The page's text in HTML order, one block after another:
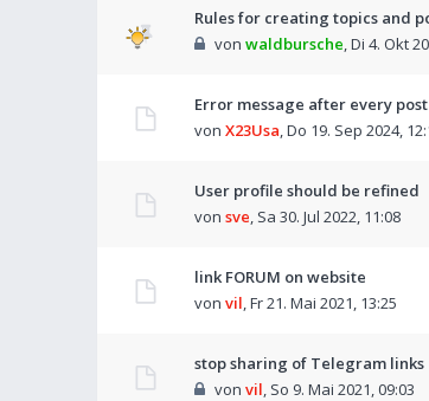
Rules for creating topics and
von waldbursche,Di 4. Okt
Error message after every post
von X23Usa,Do 19. Sep 2024,
User profile should be refined
von sve, Sa 30. Jul 2022, 11:08
link FORUM on website
von vil,Fr 21. Mai 2021, 13:25
stop sharing of Telegram links
von vil, So 9. Mai 2021, 09:03